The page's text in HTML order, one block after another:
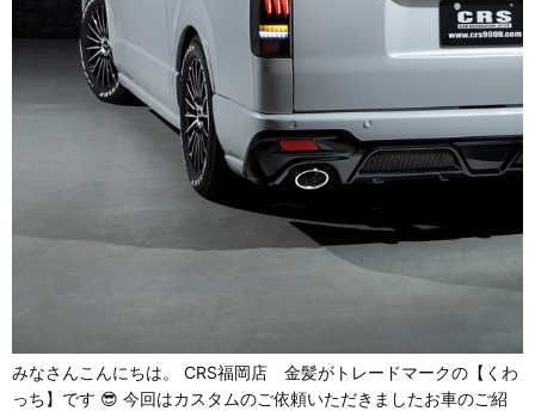
みなさんこんにちは。 CRS福岡店 金髪がトレードマークの【くわ
っち】です 😎 今回はカスタムのご依頼いただきましたお車のご紹